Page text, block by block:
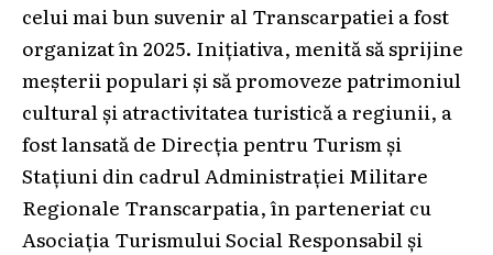
celui mai bun suvenir al Transcarpatiei a fost
organizat în 2025. Inițiativa, menită să sprijine
meșterii populari și să promoveze patrimoniul
cultural și atractivitatea turistică a regiunii, a
fost lansată de Direcția pentru Turism și
Stațiuni din cadrul Administrației Militare
Regionale Transcarpatia, în parteneriat cu
Asociația Turismului Social Responsabil și